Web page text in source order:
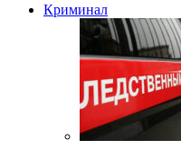
Криминал